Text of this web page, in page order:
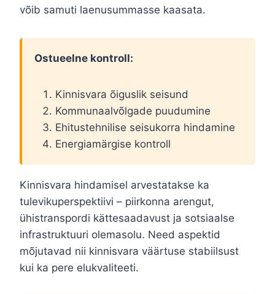
võib samuti laenusummasse kaasata.
Ostueelne kontroll:
Kinnisvara õiguslik seisund
Kommunaalvõlgade puudumine
Ehitustehnilise seisukorra hindamine
Energiamärgise kontroll
Kinnisvara hindamisel arvestatakse ka
tulevikuperspektiivi – piirkonna arengut,
ühistranspordi kättesaadavust ja sotsiaalse
infrastruktuuri olemasolu. Need aspektid
mõjutavad nii kinnisvara väärtuse stabiilsust
kui ka pere elukvaliteeti.